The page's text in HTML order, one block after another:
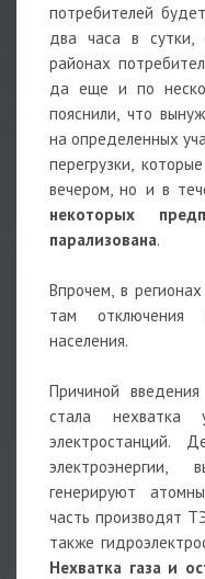
потребителей
два часа в
районах
да еще и по
пояснили, что
на определенных
перегрузки,
вечером, но и в
некоторых
парализована.
Впрочем, в
там отключения
населения.
Причиной
стала нехватка
электроэнергии,
генерируют
часть производят
также
Нехватка газа и